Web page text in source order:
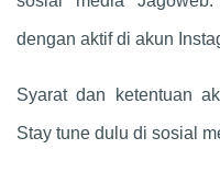
dengan aktif di akun
Syarat dan ketentuan
Stay tune dulu di sosial